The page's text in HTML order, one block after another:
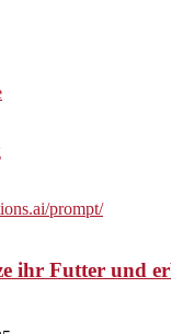
ihr Futter und